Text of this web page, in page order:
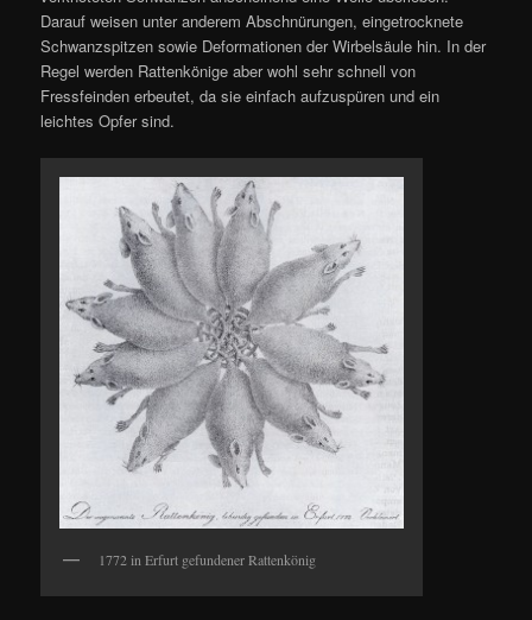
Darauf weisen unter anderem Abschnürungen, eingetrocknete
Schwanzspitzen sowie Deformationen der Wirbelsäule hin. In der
Regel werden Rattenkönige aber wohl sehr schnell von
Fressfeinden erbeutet, da sie einfach aufzuspüren und ein
leichtes Opfer sind.
1772 in Erfurt gefundener Rattenkönig